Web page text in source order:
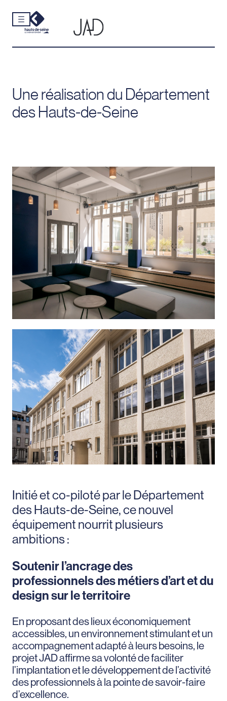
Aller
contenu
Une réalisation du Département
des Hauts-de-Seine
Initié et co-piloté par le Département
des Hauts-de-Seine, ce nouvel
équipement nourrit plusieurs
ambitions :
Soutenir l’ancrage des
professionnels des métiers d’art et du
design sur le territoire
En proposant des lieux économiquement
accessibles, un environnement stimulant et un
accompagnement adapté à leurs besoins, le
projet JAD affirme sa volonté de faciliter
l’implantation et le développement de l’activité
des professionnels à la pointe de savoir-faire
d’excellence.